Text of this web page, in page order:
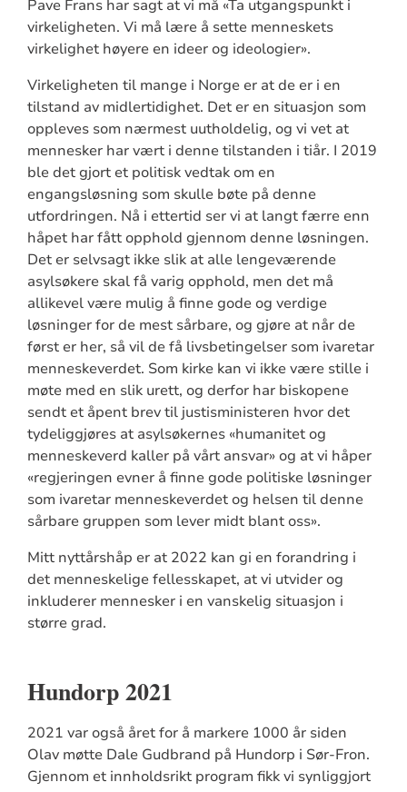
Pave Frans har sagt at vi må «Ta utgangspunkt i
virkeligheten. Vi må lære å sette menneskets
virkelighet høyere en ideer og ideologier».
Virkeligheten til mange i Norge er at de er i en
tilstand av midlertidighet. Det er en situasjon som
oppleves som nærmest uutholdelig, og vi vet at
mennesker har vært i denne tilstanden i tiår. I 2019
ble det gjort et politisk vedtak om en
engangsløsning som skulle bøte på denne
utfordringen. Nå i ettertid ser vi at langt færre enn
håpet har fått opphold gjennom denne løsningen.
Det er selvsagt ikke slik at alle lengeværende
asylsøkere skal få varig opphold, men det må
allikevel være mulig å finne gode og verdige
løsninger for de mest sårbare, og gjøre at når de
først er her, så vil de få livsbetingelser som ivaretar
menneskeverdet. Som kirke kan vi ikke være stille i
møte med en slik urett, og derfor har biskopene
sendt et åpent brev til justisministeren hvor det
tydeliggjøres at asylsøkernes «humanitet og
menneskeverd kaller på vårt ansvar» og at vi håper
«regjeringen evner å finne gode politiske løsninger
som ivaretar menneskeverdet og helsen til denne
sårbare gruppen som lever midt blant oss».
Mitt nyttårshåp er at 2022 kan gi en forandring i
det menneskelige fellesskapet, at vi utvider og
inkluderer mennesker i en vanskelig situasjon i
større grad.
Hundorp 2021
2021 var også året for å markere 1000 år siden
Olav møtte Dale Gudbrand på Hundorp i Sør-Fron.
Gjennom et innholdsrikt program fikk vi synliggjort